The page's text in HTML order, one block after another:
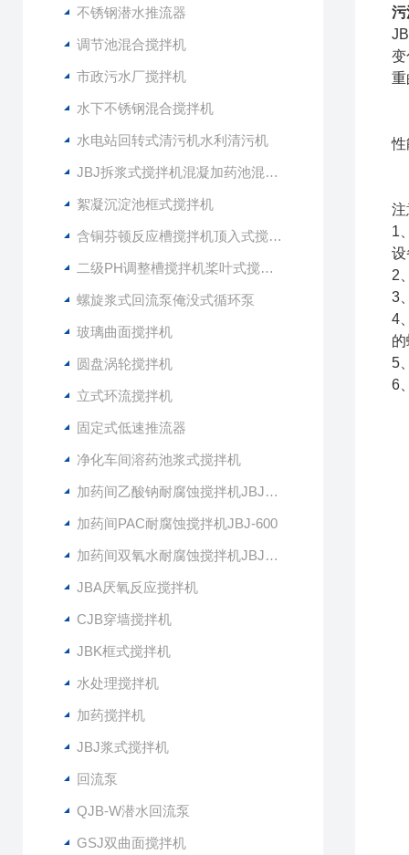
不锈钢潜水推流器
调节池混合搅拌机
市政污水厂搅拌机
水下不锈钢混合搅拌机
水电站回转式清污机水利清污机
JBJ拆浆式搅拌机混凝加药池混合型搅拌器
絮凝沉淀池框式搅拌机
含铜芬顿反应槽搅拌机顶入式搅拌器
二级PH调整槽搅拌机桨叶式搅拌器
螺旋浆式回流泵俺没式循环泵
玻璃曲面搅拌机
圆盘涡轮搅拌机
立式环流搅拌机
固定式低速推流器
净化车间溶药池浆式搅拌机
加药间乙酸钠耐腐蚀搅拌机JBJ-400
加药间PAC耐腐蚀搅拌机JBJ-600
加药间双氧水耐腐蚀搅拌机JBJ-300
JBA厌氧反应搅拌机
CJB穿墙搅拌机
JBK框式搅拌机
水处理搅拌机
加药搅拌机
JBJ浆式搅拌机
回流泵
QJB-W潜水回流泵
GSJ双曲面搅拌机
污
变
重
性
注
1
设
2
3
4
5
6